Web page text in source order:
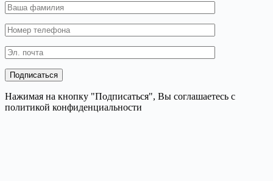
Нажимая на кнопку "Подписаться", Вы соглашаетесь с
политикой конфиденциальности